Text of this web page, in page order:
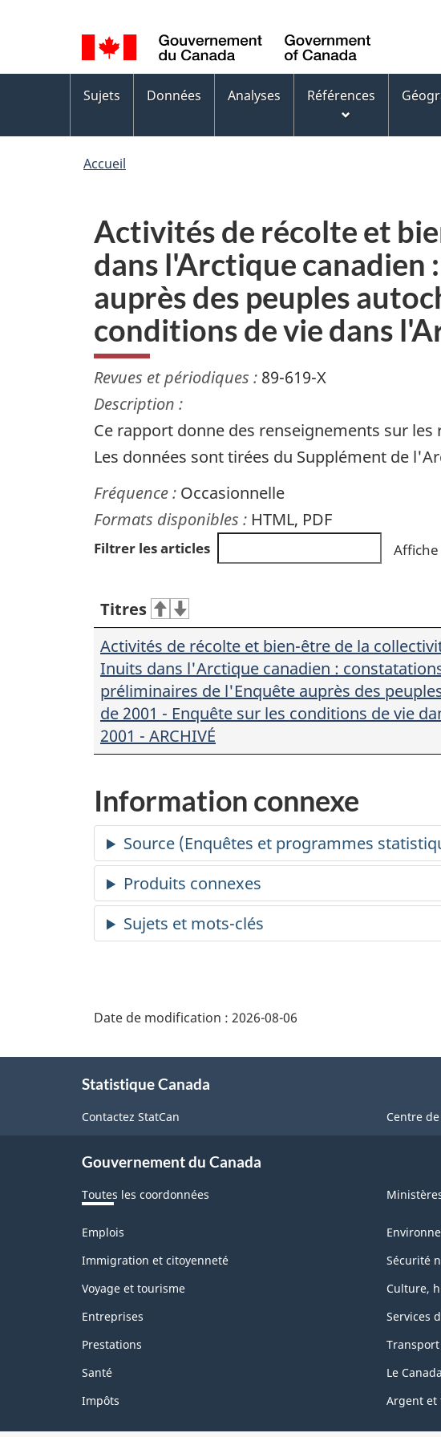
de
la
langue
Language
switcher
Menus
des
sujets
Sujets Données Analyses Références
Accueil
Activités de récolte et
dans l'Arctique
auprès des peuples
conditions de vie dans
Revues et périodiques : 89-619-X
Description :
Ce rapport donne des renseignements sur
Les données sont tirées du Supplément de
Fréquence : Occasionnelle
Formats disponibles : HTML, PDF
Filtrer les articles Affiche
Titres
Activités de récolte et bien-être de la
Inuits dans l'Arctique canadien :
préliminaires de l'Enquête auprès des
de 2001 - Enquête sur les conditions de vie
2001 - ARCHIVÉ
Information connexe
Date de modification : 2026-08-06
Statistique Canada
Contactez StatCan Centre
Gouvernement du Canada
Toutes les coordonnées
Thèmes
sujets
Emplois
Immigration et citoyenneté
Voyage et tourisme
Entreprises
Prestations
Santé
Impôts
Sécurité
Culture,
Services
Le
Argent et